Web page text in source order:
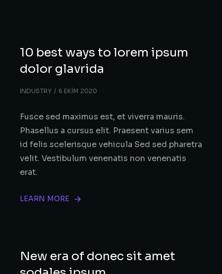
10 best ways to lorem ipsum
dolor glavrida
INDUSTRY 6 EKIM 2020
Fusce sed maximus est, et viverra mauris.
Phasellus a cursus elit. Praesent varius sem
id felis scelerisque vehicula Sed sed pharetra
velit. Vestibulum venenatis non venenatis
erat.
LEARN MORE
New era of donec sit amet